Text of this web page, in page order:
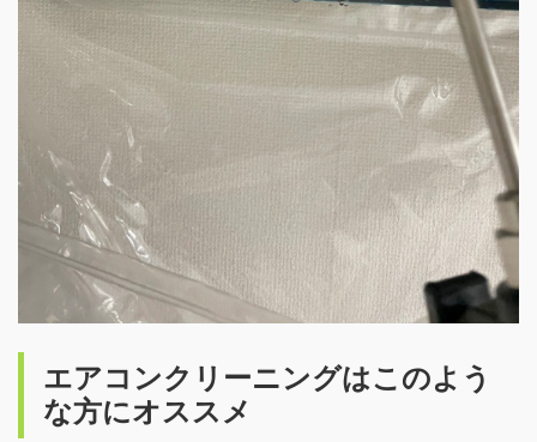
エアコンクリーニングはこのよう
な方にオススメ